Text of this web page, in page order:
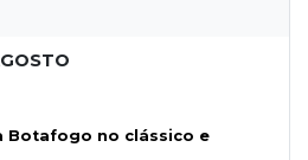
Botafogo no clássico e